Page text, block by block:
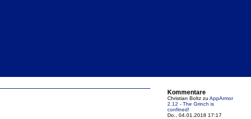
Kommentare
Christian Boltz zu AppArmor
2.12 - The Grinch is
confined!
Do., 04.01.2018 17:17